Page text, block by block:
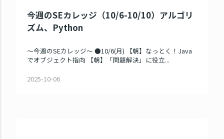
今週のSEカレッジ（10/6-10/10）アルゴリ
ズム、Python
～今週のSEカレッジ～ ●10/6(月) 【朝】なっとく！Java
でオブジェクト指向 【朝】「問題解決」に役立...
2025-10-06